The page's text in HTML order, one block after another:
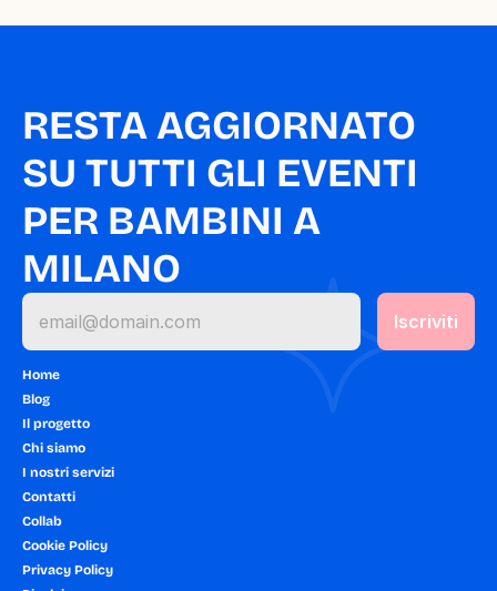
RESTA AGGIORNATO
SU TUTTI GLI EVENTI
PER BAMBINI A
MILANO
Home
Blog
Il progetto
Chi siamo
I nostri servizi
Contatti
Collab
Cookie Policy
Privacy Policy